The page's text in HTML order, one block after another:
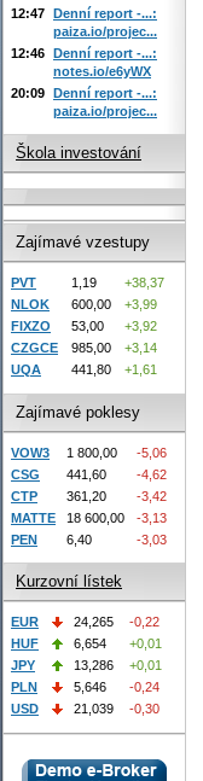
12:47 Denní report -...:
paiza.io/projec...
12:46 Denní report -...:
notes.io/e6yWX
20:09 Denní report -...:
paiza.io/projec...
Škola investování
Zajímavé vzestupy
PVT 1,19
+38,37
NLOK
600,00
+3,99
FIXZO
53,00
+3,92
CZGCE
985,00
+3,14
UQA
441,80 +1,61
Zajímavé poklesy
VOW3 1 800,00
-5,06
CSG
441,60
-4,62
CTP
361,20
-3,42
MATTE
18 600,00
-3,13
PEN
6,40 -3,03
Kurzovní lístek
EUR 24,265
-0,22
HUF
6,654
+0,01
JPY
13,286
+0,01
PLN
5,646
-0,24
USD
21,039 -0,30